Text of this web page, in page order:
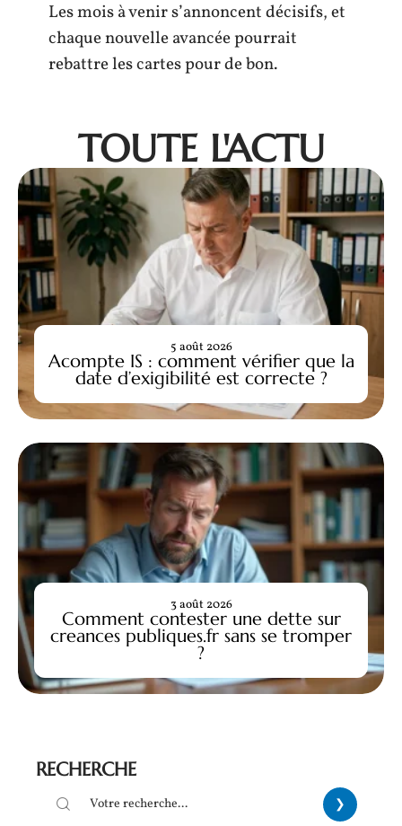
Les mois à venir s’annoncent décisifs, et
chaque nouvelle avancée pourrait
rebattre les cartes pour de bon.
TOUTE L'ACTU
Acompte IS : comment vérifier que la
date d’exigibilité est correcte ?
5 août 2026
Comment contester une dette sur
creances publiques.fr sans se tromper
?
3 août 2026
RECHERCHE